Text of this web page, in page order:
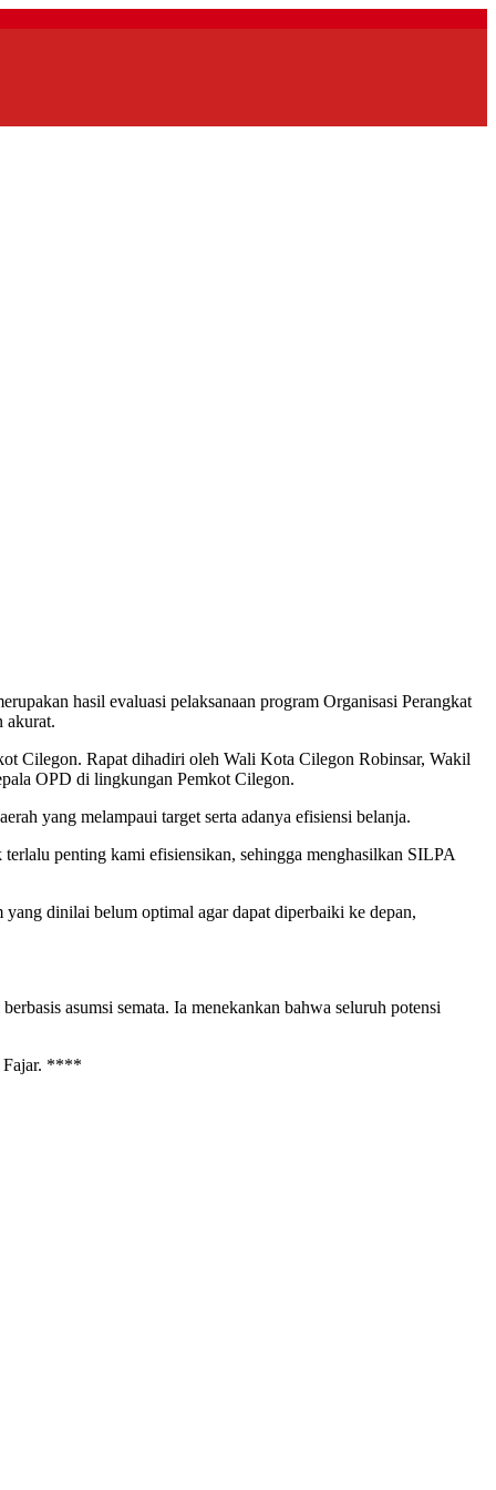
hasil evaluasi pelaksanaan program Organisasi Perangkat
akurat.
Cilegon. Rapat dihadiri oleh Wali Kota Cilegon Robinsar, Wakil
OPD di lingkungan Pemkot Cilegon.
yang melampaui target serta adanya efisiensi belanja.
penting kami efisiensikan, sehingga menghasilkan SILPA
dinilai belum optimal agar dapat diperbaiki ke depan,
asumsi semata. Ia menekankan bahwa seluruh potensi
Fajar. ****